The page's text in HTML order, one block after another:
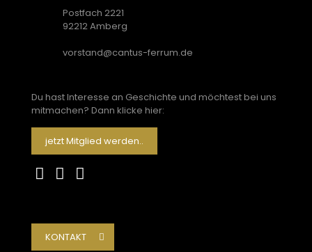
Postfach 2221
92212 Amberg
vorstand@cantus-ferrum.de
Du hast Interesse an Geschichte und möchtest bei uns
mitmachen? Dann klicke hier:
jetzt Mitglied werden..
KONTAKT